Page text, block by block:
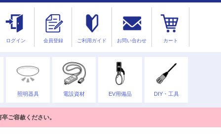
ログイン 会員登録 ご利用ガイド お問い合わせ カート
照明器具 電設資材 EV用備品 DIY・工具
ご容赦ください。
品を表示しない
コード
みを表示
登録順 価格が安い順 価格が高い順
優先度順